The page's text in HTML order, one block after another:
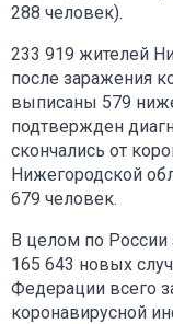
288 человек).
233 919 жителей
после заражения
выписаны 579
подтвержден
скончались от
Нижегородской
679 человек.
В целом по России
165 643 новых
Федерации всего
коронавирусной